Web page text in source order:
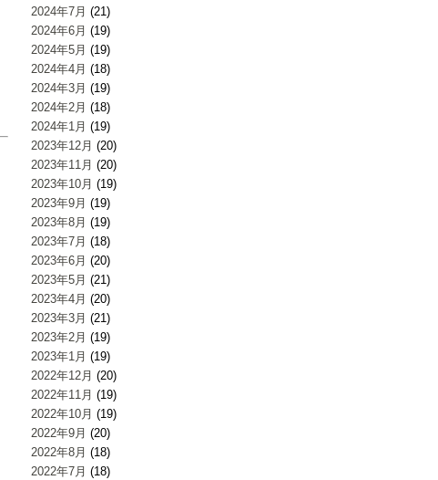
2024年7月 (21)
2024年6月 (19)
2024年5月 (19)
2024年4月 (18)
2024年3月 (19)
2024年2月 (18)
2024年1月 (19)
2023年12月 (20)
2023年11月 (20)
2023年10月 (19)
2023年9月 (19)
2023年8月 (19)
2023年7月 (18)
2023年6月 (20)
2023年5月 (21)
2023年4月 (20)
2023年3月 (21)
2023年2月 (19)
2023年1月 (19)
2022年12月 (20)
2022年11月 (19)
2022年10月 (19)
2022年9月 (20)
2022年8月 (18)
2022年7月 (18)